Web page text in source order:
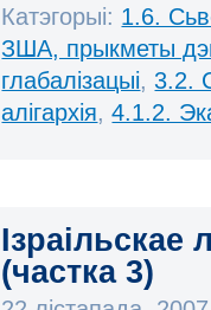
Катэгорыі: 1.6.
ЗША, прыкметы
глабалізацыі, 3.2.
алігархія,4.1.2.
(частка 3)